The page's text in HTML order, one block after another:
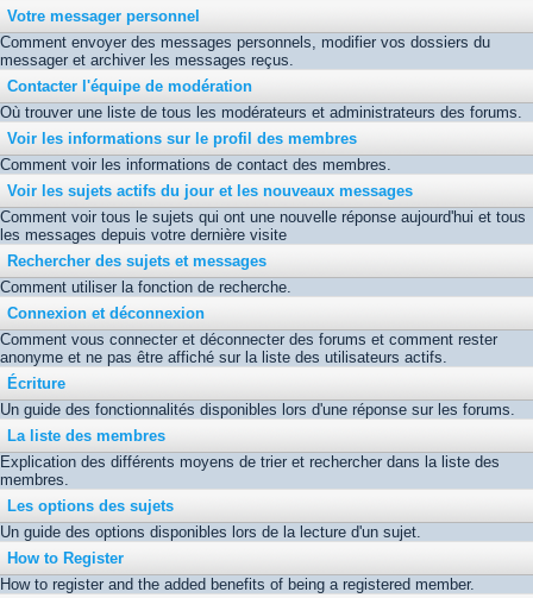
Votre messager personnel
Comment envoyer des messages personnels, modifier vos dossiers du
messager et archiver les messages reçus.
Contacter l'équipe de modération
Où trouver une liste de tous les modérateurs et administrateurs des forums.
Voir les informations sur le profil des membres
Comment voir les informations de contact des membres.
Voir les sujets actifs du jour et les nouveaux messages
Comment voir tous le sujets qui ont une nouvelle réponse aujourd'hui et tous
les messages depuis votre dernière visite
Rechercher des sujets et messages
Comment utiliser la fonction de recherche.
Connexion et déconnexion
Comment vous connecter et déconnecter des forums et comment rester
anonyme et ne pas être affiché sur la liste des utilisateurs actifs.
Écriture
Un guide des fonctionnalités disponibles lors d'une réponse sur les forums.
La liste des membres
Explication des différents moyens de trier et rechercher dans la liste des
membres.
Les options des sujets
Un guide des options disponibles lors de la lecture d'un sujet.
How to Register
How to register and the added benefits of being a registered member.